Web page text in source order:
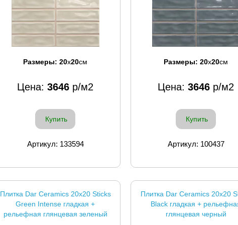
Размеры: 20x20см
Цена: 3646 р/м2
Купить
Артикул: 133594
Размеры: 20x20см
Цена: 3646 р/м2
Купить
Артикул: 100437
Плитка Dar Ceramics 20x20 Sticks
Green Intense гладкая +
рельефная глянцевая зеленый
Плитка Dar Ceramics 20x20
Black гладкая +
глянцевая черный